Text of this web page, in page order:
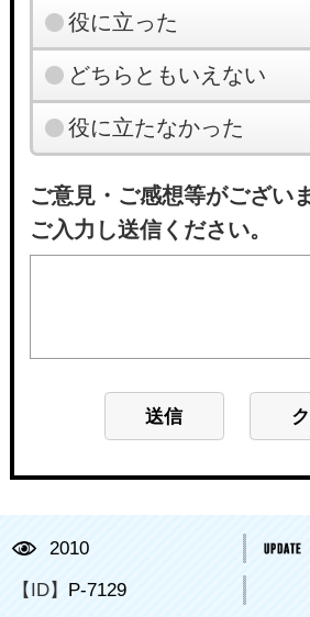
役に立った
どちらともいえない
役に立たなかった
ご意見・ご感想等がござい
ご入力し送信ください。
2010
【ID】 P-7129